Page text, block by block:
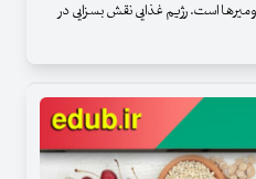
است. رژیم غذایی نقش بسزایی در